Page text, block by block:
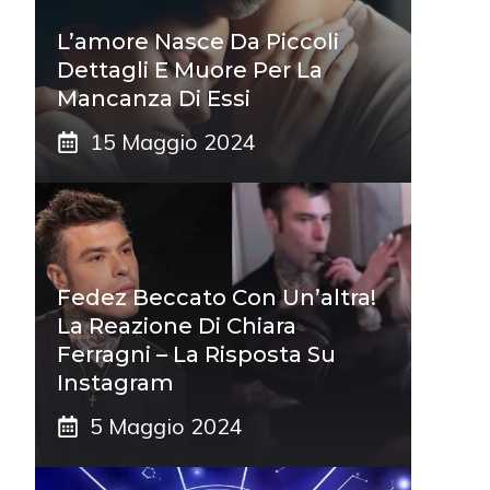
L’amore Nasce Da Piccoli
Dettagli E Muore Per La
Mancanza Di Essi
15 Maggio 2024
Fedez Beccato Con Un’altra!
La Reazione Di Chiara
Ferragni – La Risposta Su
Instagram
5 Maggio 2024